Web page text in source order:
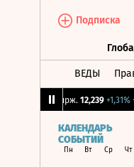
Подписка
ВЕДЫ
CNY Бирж. 12,239 +1,31%↑
КАЛЕНДАРЬ
СОБЫТИЙ
Пн Вт Ср Чт